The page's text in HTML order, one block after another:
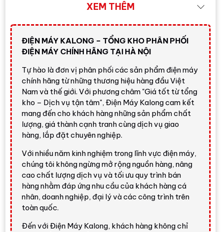
tắm vòi sen hằng ngày, rửa mặt, vệ sinh cá nhân hoặc
trong gia đình.
Máy có thiết kế dạng ngang, màu trắng, kích thước
khoảng
và
trọng lượng khoảng12 kg. Kiểu dáng gọn giúp sản phẩm
dễ bố trí trong phòng tắm gia đình, đặc biệt là những
không gian cần tối ưu chiều cao lắp đặt.
Đánh giá nhanh từ Điện Máy
Kalong
Có nên mua Ariston SL2 20 RS 2.5 FE
không?
Bình nóng lạnh gián tiếp Ariston 20 lít 2500W
SL2 20 RS 2.5 FE
XEM THÊM
ĐIỆN MÁY KALONG – TỔNG KHO PHÂN PHỐI
ĐIỆN MÁY CHÍNH HÃNG TẠI HÀ NỘI
Tự hào là đơn vị phân phối các sản phẩm điện máy
chính hãng từ những thương hiệu hàng đầu Việt
Nam và thế giới. Với phương châm "Giá tốt từ tổng
kho – Dịch vụ tận tâm", Điện Máy Kalong cam kết
mang đến cho khách hàng những sản phẩm chất
lượng, giá thành cạnh tranh cùng dịch vụ giao
hàng, lắp đặt chuyên nghiệp.
Với nhiều năm kinh nghiệm trong lĩnh vực điện máy,
chúng tôi không ngừng mở rộng nguồn hàng, nâng
cao chất lượng dịch vụ và tối ưu quy trình bán
hàng nhằm đáp ứng nhu cầu của khách hàng cá
nhân, doanh nghiệp, đại lý và các công trình trên
toàn quốc.
Đến với Điện Máy Kalong, khách hàng không chỉ